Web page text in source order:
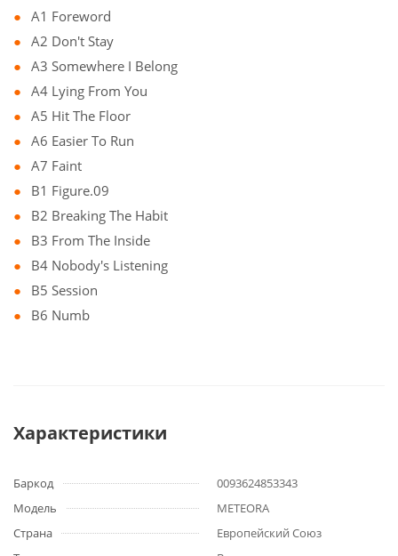
A1 Foreword
A2 Don't Stay
A3 Somewhere I Belong
A4 Lying From You
A5 Hit The Floor
A6 Easier To Run
A7 Faint
B1 Figure.09
B2 Breaking The Habit
B3 From The Inside
B4 Nobody's Listening
B5 Session
B6 Numb
Характеристики
Баркод
0093624853343
Модель
METEORA
Страна
Европейский Союз